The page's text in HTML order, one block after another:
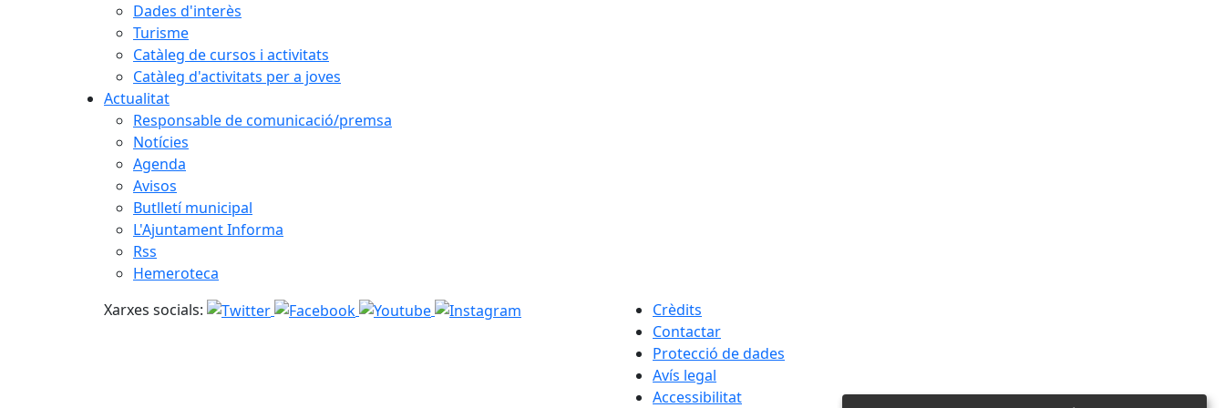
Dades d'interès
Turisme
Catàleg de cursos i activitats
Catàleg d'activitats per a joves
Actualitat
Responsable de comunicació/premsa
Notícies
Agenda
Avisos
Butlletí municipal
L'Ajuntament Informa
Rss
Hemeroteca
Xarxes socials:
Crèdits
Contactar
Protecció de dades
Avís legal
Accessibilitat